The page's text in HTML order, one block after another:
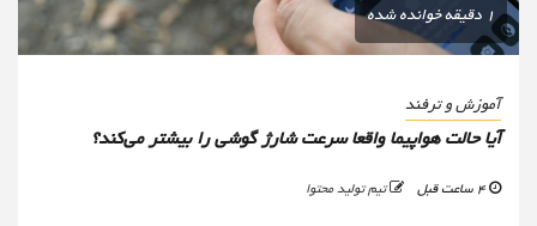
1 دقیقه خوانده شده
آموزش و ترفند
آیا حالت هواپیما واقعا سرعت شارژ گوشی را بیشتر می‌کند؟
تیم تولید محتوا